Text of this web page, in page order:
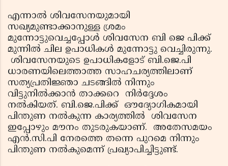
എന്നാല്‍ ശിവസേനയുമായി
സഖ്യമുണ്ടാക്കാനുള്ള ശ്രമം
മുന്നോട്ടുവെച്ചപ്പോള്‍ ശിവസേന ബി ജെ പിക്ക്
മുന്നില്‍ ചില ഉപാധികള്‍ മുന്നോട്ടു വെച്ചിരുന്നു.
ശിവസേനയുടെ ഉപാധികളോട് ബി.ജെ.പി
ധാരണയിലെത്താത്ത സാഹചര്യത്തിലാണ്
സത്യപ്രതിജ്ഞാ ചടങ്ങില്‍ നിന്നും
വിട്ടുനില്‍ക്കാന്‍ താക്കറെ നിര്‍ദ്ദേശം
നല്‍കിയത്. ബി.ജെ.പിക്ക് ഔദ്യോഗികമായി
പിന്തുണ നല്‍കുന്ന കാര്യത്തില്‍ ശിവസേന
ഇപ്പോഴും മൗനം തുടരുകയാണ്. അതേസമയം
എന്‍.സി.പി നേരത്തെ തന്നെ പുറമെ നിന്നും
പിന്തുണ നല്‍കുമെന്ന് പ്രഖ്യാപിച്ചിട്ടുണ്ട്.